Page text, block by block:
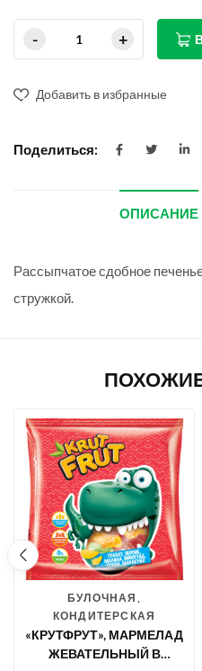
Добавить в избранные
Поделиться:
ОПИСАНИЕ
Рассыпчатое сдобное
стружкой.
БУЛОЧНАЯ,
КОНДИТЕРСКАЯ
«КРУТФРУТ», МАРМЕЛАД
ЖЕВАТЕЛЬНЫЙ В